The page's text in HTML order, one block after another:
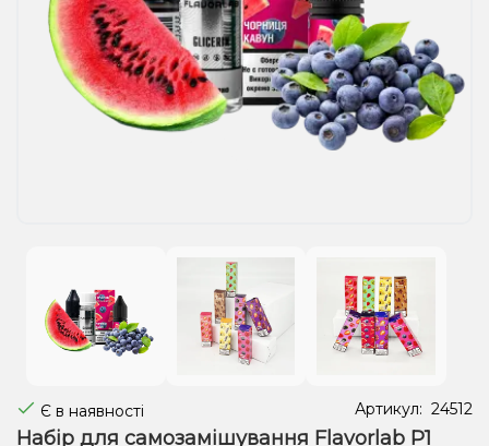
Рідини для електронних сигарет
Подарункові набори
Є в наявності Артикул: 24512
Набір для самозамішування Flavorlab Р1